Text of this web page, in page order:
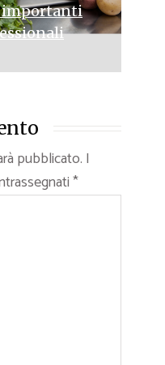
importanti
pubblicato. I
*